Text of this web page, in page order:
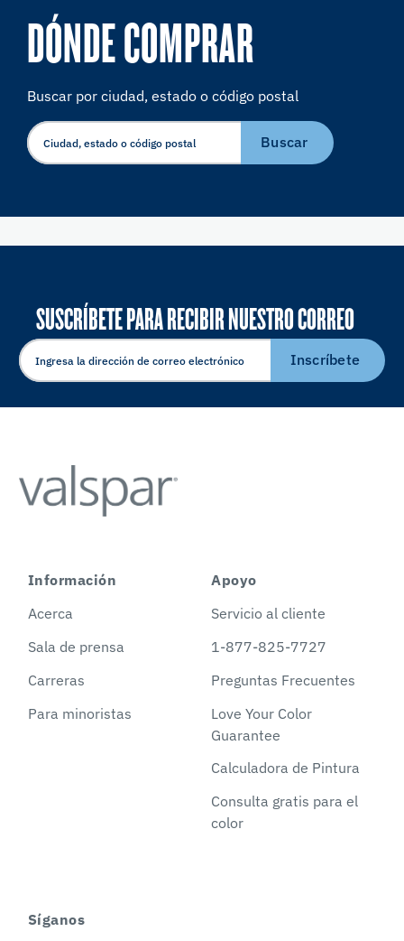
DÓNDE COMPRAR
Buscar por ciudad, estado o código postal
Buscar
SUSCRÍBETE PARA RECIBIR NUESTRO CORREO
ELECTRÓNICO
Inscríbete
Información
Acerca
Sala de prensa
Carreras
Para minoristas
Apoyo
Servicio al cliente
1-877-825-7727
Preguntas Frecuentes
Love Your Color
Guarantee
Calculadora de Pintura
Consulta gratis para el
color
Síganos